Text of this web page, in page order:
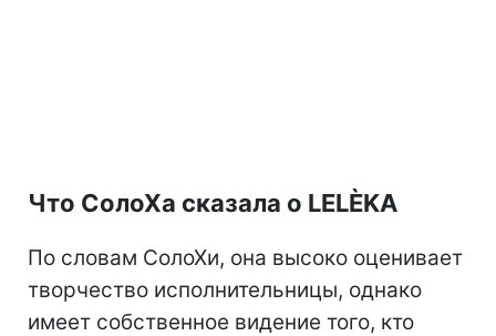
Что СолоХа сказала о LELÈKA
По словам СолоХи, она высоко оценивает
творчество исполнительницы, однако
имеет собственное видение того, кто